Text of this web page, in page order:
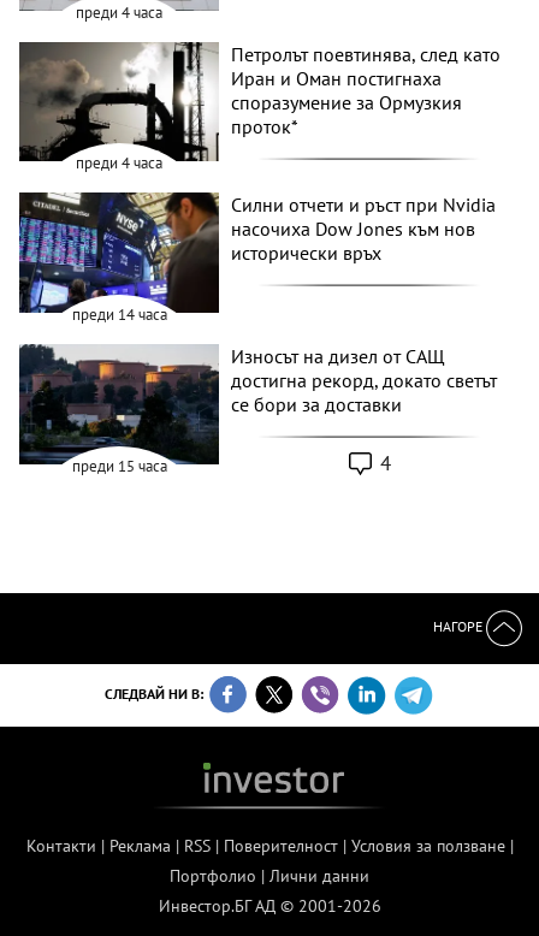
преди 4 часа
преди 4 часа
Петролът поевтинява, след като
Иран и Оман постигнаха
споразумение за Ормузкия
проток*
преди 14 часа
Силни отчети и ръст при Nvidia
насочиха Dow Jones към нов
исторически връх
преди 15 часа
Износът на дизел от САЩ
достигна рекорд, докато светът
се бори за доставки
4
НАГОРЕ
СЛЕДВАЙ НИ В:
Контакти | Реклама | RSS| Поверителност| Условия за ползване|
Портфолио | Лични данни
Инвестор.БГ АД © 2001-2026